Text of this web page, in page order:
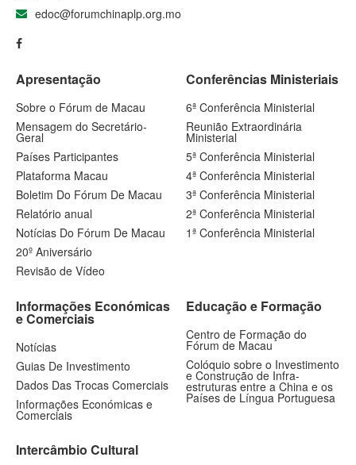
edoc@forumchinaplp.org.mo
Apresentação
Sobre o Fórum de Macau
Mensagem do Secretário-
Geral
Países Participantes
Plataforma Macau
Boletim Do Fórum De Macau
Relatório anual
Notícias Do Fórum De Macau
20º Aniversário
Revisão de Vídeo
Conferências Ministeriais
6ª Conferência Ministerial
Reunião Extraordinária
Ministerial
5ª Conferência Ministerial
4ª Conferência Ministerial
3ª Conferência Ministerial
2ª Conferência Ministerial
1ª Conferência Ministerial
Informações Económicas
e Comerciais
Notícias
Guias De Investimento
Dados Das Trocas Comerciais
Informações Económicas e
Comerciais
Intercâmbio Cultural
Educação e Formação
Centro de Formação do
Fórum de Macau
Colóquio sobre o Investimento
e Construção de Infra-
estruturas entre a China e os
Países de Língua Portuguesa